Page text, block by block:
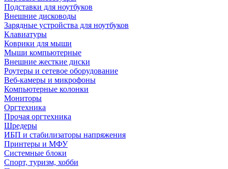
Подставки для ноутбуков
Внешние дисководы
Зарядные устройства для ноутбуков
Клавиатуры
Коврики для мыши
Мыши компьютерные
Внешние жесткие диски
Роутеры и сетевое оборудование
Веб-камеры и микрофоны
Компьютерные колонки
Мониторы
Оргтехника
Прочая оргтехника
Шредеры
ИБП и стабилизаторы напряжения
Принтеры и МФУ
Системные блоки
Спорт, туризм, хобби